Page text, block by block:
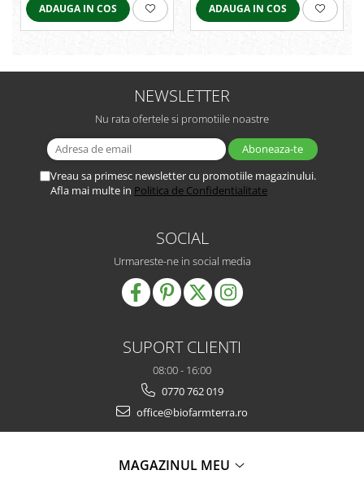
ADAUGA IN COS ADAUGA IN COS
NEWSLETTER
Nu rata ofertele si promotiile noastre
Vreau sa primesc newsletter cu promotiile magazinului.
Afla mai multe in Politica de Confidentialitate
SOCIAL
Urmareste-ne in social media
SUPORT CLIENTI
08:00 - 16:00
0770 762 019
office@biofarmterra.ro
MAGAZINUL MEU